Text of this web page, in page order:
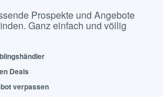
Prospekte und Angebote
Ganz einfach und völlig
Deals
verpassen